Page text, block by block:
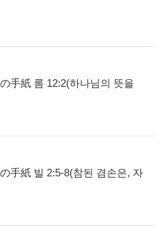
手紙 롬 12:2(하나님의 뜻을
手紙 빌 2:5-8(참된 겸손은, 자